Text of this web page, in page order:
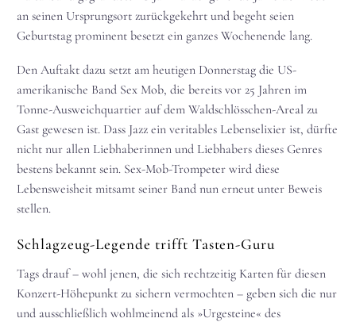
an seinen Ursprungsort zurückgekehrt und begeht seien
Geburtstag prominent besetzt ein ganzes Wochenende lang.
Den Auftakt dazu setzt am heutigen Donnerstag die US-
amerikanische Band Sex Mob, die bereits vor 25 Jahren im
Tonne-Ausweichquartier auf dem Waldschlösschen-Areal zu
Gast gewesen ist. Dass Jazz ein veritables Lebenselixier ist, dürfte
nicht nur allen Liebhaberinnen und Liebhabers dieses Genres
bestens bekannt sein. Sex-Mob-Trompeter wird diese
Lebensweisheit mitsamt seiner Band nun erneut unter Beweis
stellen.
Schlagzeug-Legende trifft Tasten-Guru
Tags drauf – wohl jenen, die sich rechtzeitig Karten für diesen
Konzert-Höhepunkt zu sichern vermochten – geben sich die nur
und ausschließlich wohlmeinend als »Urgesteine« des